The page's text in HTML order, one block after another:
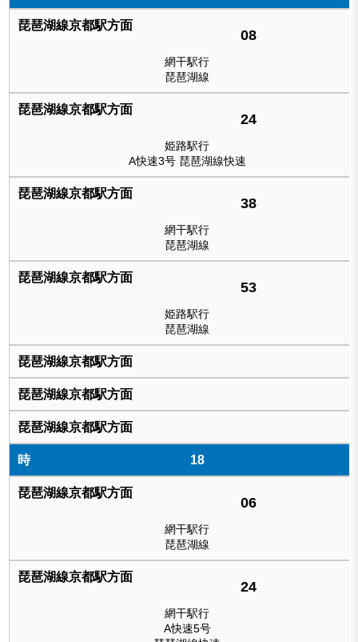
08
網干駅行
琵琶湖線
24
姫路駅行
A快速3号 琵琶湖線快速
38
網干駅行
琵琶湖線
53
姫路駅行
琵琶湖線
18
06
網干駅行
琵琶湖線
24
網干駅行
A快速5号